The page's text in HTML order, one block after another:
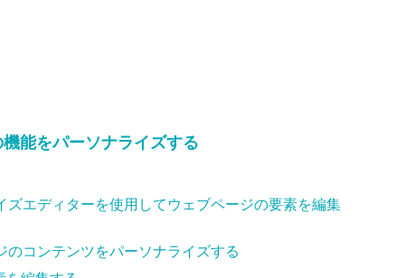
能をパーソナライズする
ズエディターを使用してウェブページの要素を編集
のコンテンツをパーソナライズする